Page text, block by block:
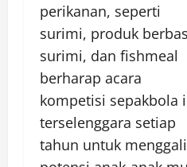
perikanan, seperti
surimi, produk
surimi, dan fishmeal
berharap acara
kompetisi sepakbola
terselenggara setiap
tahun untuk menggali